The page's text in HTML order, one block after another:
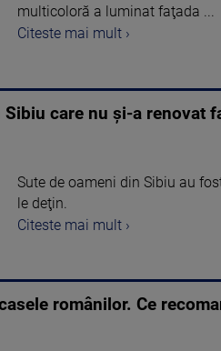
multicoloră a luminat faţada ...
Citeste mai mult ›
care nu și-a renovat
Sute de oameni din Sibiu au
le deţin.
Citeste mai mult ›
românilor. Ce